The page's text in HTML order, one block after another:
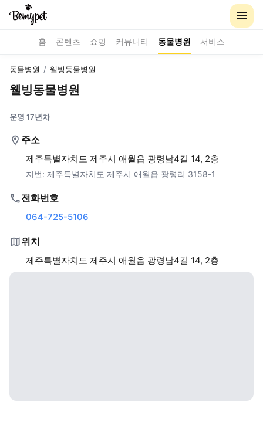
홈 콘텐츠 쇼핑 커뮤니티 동물병원 서비스
동물병원 / 웰빙동물병원
웰빙동물병원
운영 17년차
주소
제주특별자치도 제주시 애월읍 광령남4길 14, 2층
지번: 제주특별자치도 제주시 애월읍 광령리 3158-1
전화번호
064-725-5106
위치
제주특별자치도 제주시 애월읍 광령남4길 14, 2층